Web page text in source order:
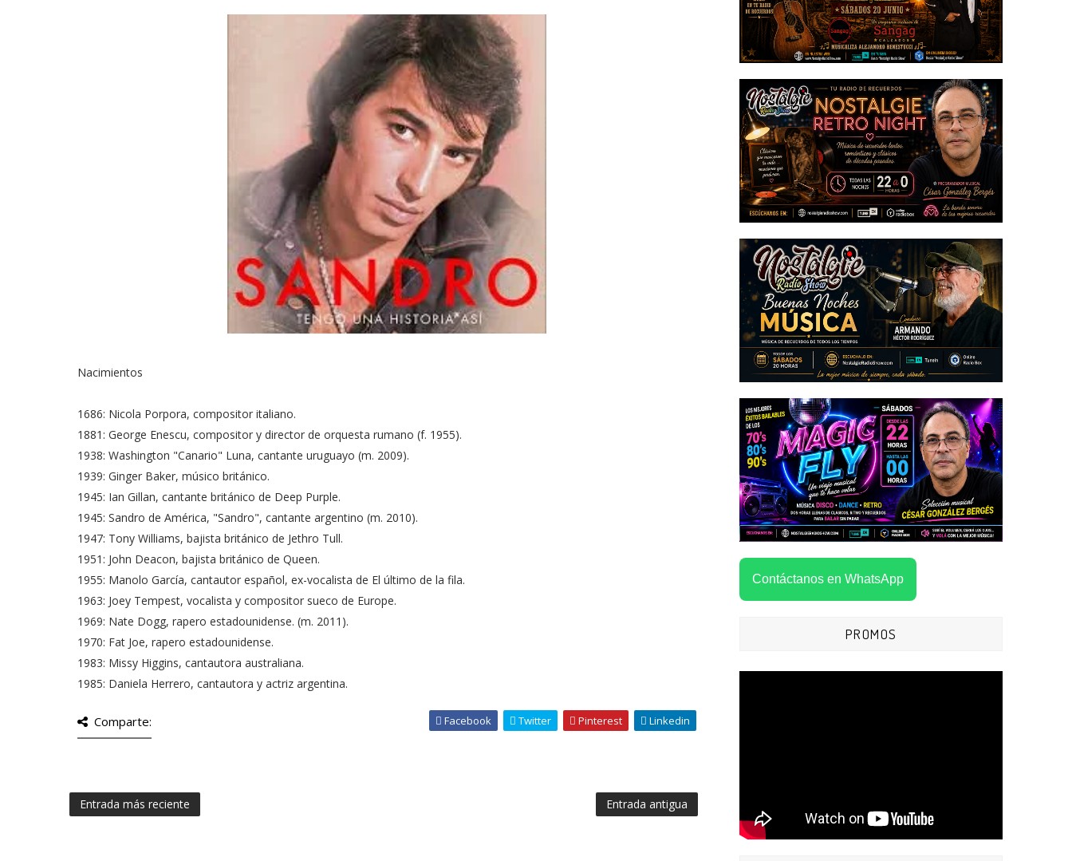
Nacimientos
1686: Nicola Porpora, compositor italiano.
1881: George Enescu, compositor y director de orquesta rumano (f. 1955).
1938: Washington "Canario" Luna, cantante uruguayo (m. 2009).
1939: Ginger Baker, músico británico.
1945: Ian Gillan, cantante británico de Deep Purple.
1945: Sandro de América, "Sandro", cantante argentino (m. 2010).
1947: Tony Williams, bajista británico de Jethro Tull.
1951: John Deacon, bajista británico de Queen.
1955: Manolo García, cantautor español, ex-vocalista de El último de la fila.
1963: Joey Tempest, vocalista y compositor sueco de Europe.
1969: Nate Dogg, rapero estadounidense. (m. 2011).
1970: Fat Joe, rapero estadounidense.
1983: Missy Higgins, cantautora australiana.
1985: Daniela Herrero, cantautora y actriz argentina.
Comparte: Facebook Twitter Pinterest Linkedin
Entrada más reciente Entrada antigua
Contáctanos en WhatsApp
PROMOS